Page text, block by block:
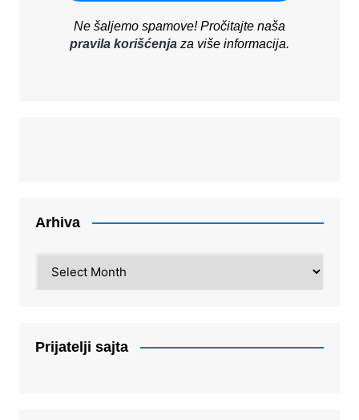
Ne šaljemo spamove! Pročitajte naša
pravila korišćenjaza više informacija.
Arhiva
Prijatelji sajta